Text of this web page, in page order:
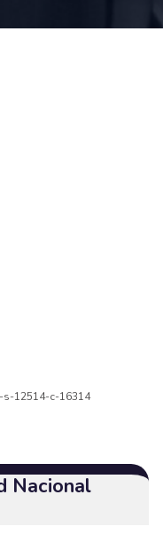
12514-c-16314
Nacional